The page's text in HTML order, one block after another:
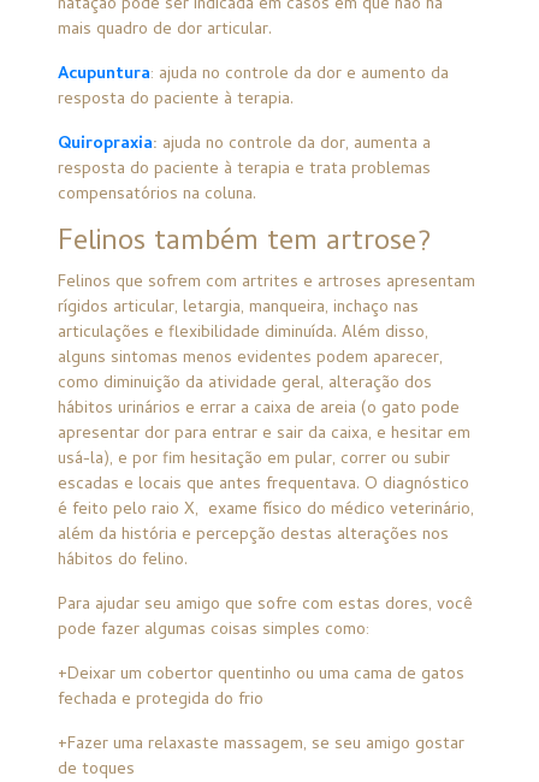
mais quadro de dor articular.
Acupuntura: ajuda no controle da dor e aumento da
resposta do paciente à terapia.
Quiropraxia: ajuda no controle da dor, aumenta a
resposta do paciente à terapia e trata problemas
compensatórios na coluna.
Felinos também tem artrose?
Felinos que sofrem com artrites e artroses apresentam
rígidos articular, letargia, manqueira, inchaço nas
articulações e flexibilidade diminuída. Além disso,
alguns sintomas menos evidentes podem aparecer,
como diminuição da atividade geral, alteração dos
hábitos urinários e errar a caixa de areia (o gato pode
apresentar dor para entrar e sair da caixa, e hesitar em
usá-la), e por fim hesitação em pular, correr ou subir
escadas e locais que antes frequentava. O diagnóstico
é feito pelo raio X, exame físico do médico veterinário,
além da história e percepção destas alterações nos
hábitos do felino.
Para ajudar seu amigo que sofre com estas dores, você
pode fazer algumas coisas simples como:
+Deixar um cobertor quentinho ou uma cama de gatos
fechada e protegida do frio
+Fazer uma relaxaste massagem, se seu amigo gostar
de toques